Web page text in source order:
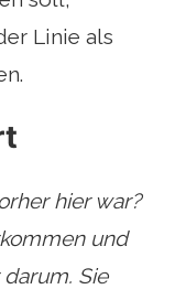
Linie als
hier war?
und
Sie